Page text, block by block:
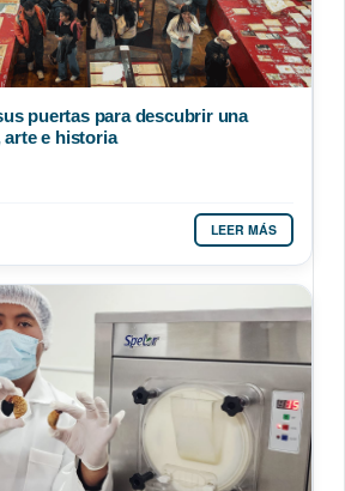
puertas para descubrir una
arte e historia
LEER MÁS